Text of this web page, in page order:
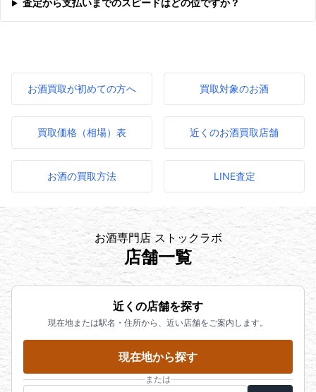
査定から支払いまでのスピードはどの位ですか？
お酒買取が初めての方へ 買取対象のお酒
買取価格（相場）表 近くのお酒買取店舗
お酒の買取方法 LINE査定
お酒専門店 ストックラボ
店舗一覧
近くの店舗を探す
現在地または駅名・住所から、近い店舗をご案内します。
現在地から探す
または